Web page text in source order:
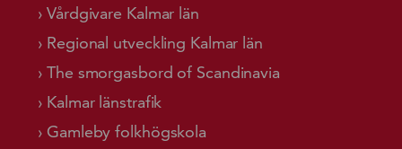
Vårdgivare Kalmar län
Regional utveckling Kalmar län
The smorgasbord of Scandinavia
Kalmar länstrafik
Gamleby folkhögskola